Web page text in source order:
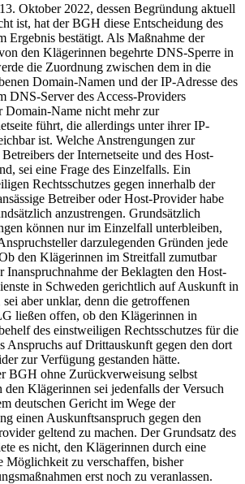
Oktober 2022, dessen Begründung aktuell
ist, hat der BGH diese Entscheidung des
Ergebnis bestätigt. Als Maßnahme der
den Klägerinnen begehrte DNS-Sperre in
die Zuordnung zwischen dem in die
Domain-Namen und der IP-Adresse des
DNS-Server des Access-Providers
Domain-Name nicht mehr zur
führt, die allerdings unter ihrer IP-
ist. Welche Anstrengungen zur
der Internetseite und des Host-
sei eine Frage des Einzelfalls. Ein
Rechtsschutzes gegen innerhalb der
Betreiber oder Host-Provider habe
anzustrengen. Grundsätzlich
können nur im Einzelfall unterbleiben,
darzulegenden Gründen jede
den Klägerinnen im Streitfall zumutbar
Inanspruchnahme der Beklagten den Host-
in Schweden gerichtlich auf Auskunft in
aber unklar, denn die getroffenen
ließen offen, ob den Klägerinnen in
des einstweiligen Rechtsschutzes für die
Anspruchs auf Drittauskunft gegen den dort
zur Verfügung gestanden hätte.
BGH ohne Zurückverweisung selbst
den Klägerinnen sei jedenfalls der Versuch
deutschen Gericht im Wege der
einen Auskunftsanspruch gegen den
geltend zu machen. Der Grundsatz des
es nicht, den Klägerinnen durch eine
Möglichkeit zu verschaffen, bisher
erst noch zu veranlassen.